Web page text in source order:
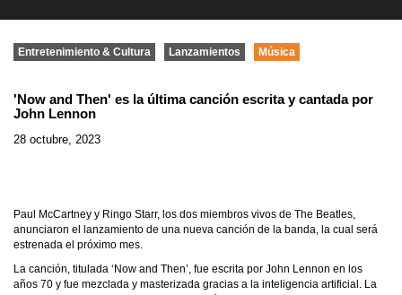
Entretenimiento & Cultura Lanzamientos Música
'Now and Then' es la última canción escrita y cantada por
John Lennon
28 octubre, 2023
Paul McCartney y Ringo Starr, los dos miembros vivos de The Beatles,
anunciaron el lanzamiento de una nueva canción de la banda, la cual será
estrenada el próximo mes.
La canción, titulada ‘Now and Then’, fue escrita por John Lennon en los
años 70 y fue mezclada y masterizada gracias a la inteligencia artificial. La